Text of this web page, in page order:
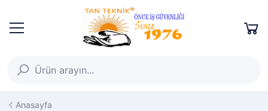
Anasayfa